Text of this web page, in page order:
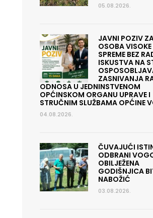
05.08.2026.
JAVNI POZIV
OSOBA VISOKE
SPREME BEZ
ISKUSTVA NA
ZASNIVANJA
ODNOSA U JEDNINSTVENOM
OPĆINSKOM ORGANU UPRAVE I
STRUČNIM SLUŽBAMA OPĆINE
04.08.2026.
ČUVAJUĆI
ODBRANI
OBILJEŽENA
GODIŠNJICA
NABOŽIĆ
03.08.2026.